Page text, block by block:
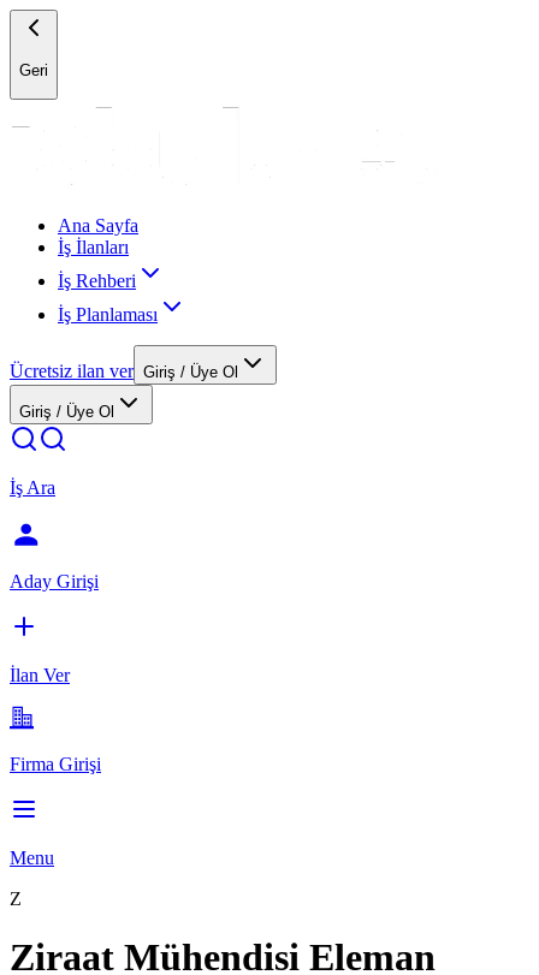
Geri
Ana Sayfa
İş İlanları
İş Rehberi
İş Planlaması
Ücretsiz ilan ver Giriş / Üye Ol
Giriş / Üye Ol
İş Ara
Aday Girişi
İlan Ver
Firma Girişi
Menu
Z
Ziraat Mühendisi Eleman